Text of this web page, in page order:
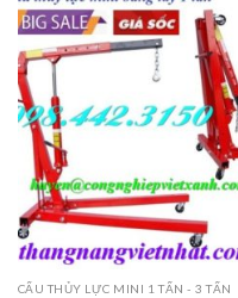
CẨU THỦY LỰC MINI 1 TẤN - 3 TẤN